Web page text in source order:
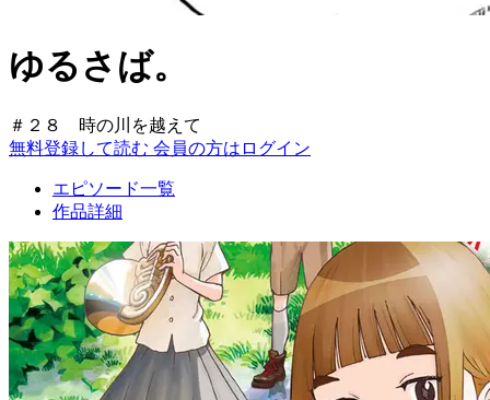
ゆるさば。
＃２８ 時の川を越えて
無料登録して読む 会員の方はログイン
エピソード一覧
作品詳細